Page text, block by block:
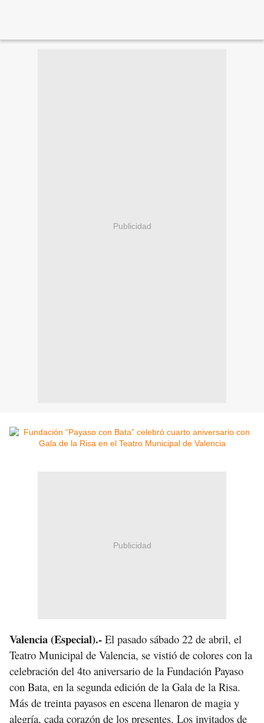
Publicidad
Publicidad
Valencia (Especial).- El pasado sábado 22 de abril, el
Teatro Municipal de Valencia, se vistió de colores con la
celebración del 4to aniversario de la Fundación Payaso
con Bata, en la segunda edición de la Gala de la Risa.
Más de treinta payasos en escena llenaron de magia y
alegría, cada corazón de los presentes. Los invitados de